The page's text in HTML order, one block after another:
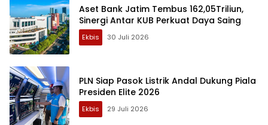
Aset Bank Jatim Tembus 162,05Triliun,
Sinergi Antar KUB Perkuat Daya Saing
Ekbis 30 Juli 2026
PLN Siap Pasok Listrik Andal Dukung Piala
Presiden Elite 2026
Ekbis 29 Juli 2026